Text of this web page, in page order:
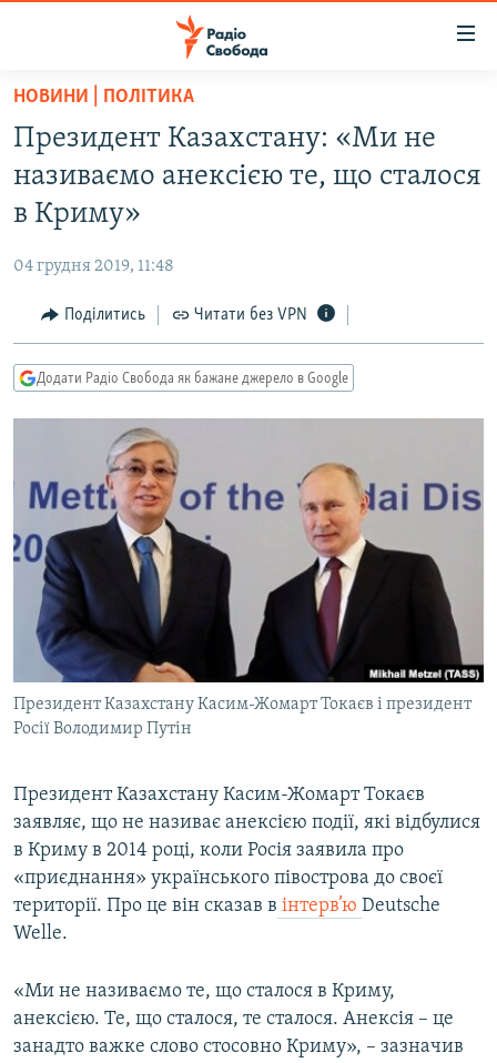
Перейти
основного
матеріалу
Перейти
до
основної
навігації
Перейти
до
пошуку
ВСЕ ЗА ДОБУ
СТАТТІ
ЕКОНОМІКА
СУСПІЛЬСТВО
СВІТ
РОСІЙСЬКА «ФІЛЬТРАЦІЯ»
ДОНБАС.РЕАЛІЇ
ТИ ЯК?
КИТАЙ.ВИКЛИКИ
МУЛЬТИМЕДІА
ФОТО
СПЕЦПРОЄКТИ
ПОДКАСТИ
КРИМ РЕАЛІЇ
РУС
КТАТ
ДОЛУЧАЙСЯ!
Усі сайти RFE/RL
НОВИНИ | ПОЛІТИКА
Президент Казахстану: «Ми не
називаємо анексією те, що сталося
в Криму»
04 грудня 2019, 11:48
Поділитись Читати без VPN
Додати Радіо Свобода як бажане джерело в Google
Президент Казахстану Касим-Жомарт Токаєв і президент
Росії Володимир Путін
Президент Казахстану Касим-Жомарт Токаєв
заявляє, що не називає анексією події, які відбулися
в Криму в 2014 році, коли Росія заявила про
«приєднання» українського півострова до своєї
території. Про це він сказав в інтерв’ю Deutsche
Welle.
«Ми не називаємо те, що сталося в Криму,
анексією. Те, що сталося, те сталося. Анексія – це
занадто важке слово стосовно Криму», – зазначив